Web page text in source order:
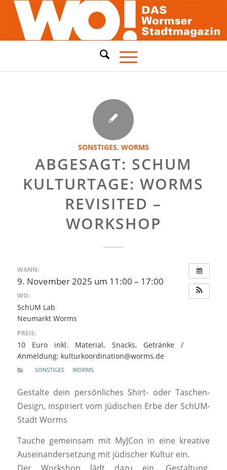
SONSTIGES, WORMS
ABGESAGT: SCHUM
KULTURTAGE: WORMS
REVISITED –
WORKSHOP
WANN:
9. November 2025 um 11:00 – 17:00
WO:
SchUM Lab
Neumarkt Worms
PREIS:
10 Euro inkl. Material, Snacks, Getränke /
Anmeldung: kulturkoordination@worms.de
SONSTIGES WORMS
Gestalte dein persönliches Shirt- oder Taschen-
Design, inspiriert vom jüdischen Erbe der SchUM-
Stadt Worms
Tauche gemeinsam mit MyJCon in eine kreative
Auseinandersetzung mit jüdischer Kultur ein.